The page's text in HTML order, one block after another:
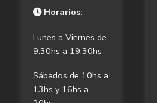
Horarios:
Lunes a Viernes de
9:30hs a 19:30hs
Sábados de 10hs a
13hs y 16hs a